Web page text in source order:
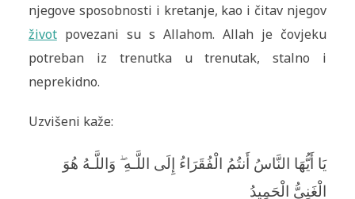
njegove sposobnosti i kretanje, kao i čitav njegov
životpovezani su s Allahom. Allah je čovjeku
potreban iz trenutka u trenutak, stalno i
neprekidno.
Uzvišeni kaže:
يَا أَيُّهَا النَّاسُ أَنتُمُ الْفُقَرَ‌اءُ إِلَى اللَّـهِ ۖ وَاللَّـهُ هُوَ
الْغَنِيُّ الْحَمِيدُ